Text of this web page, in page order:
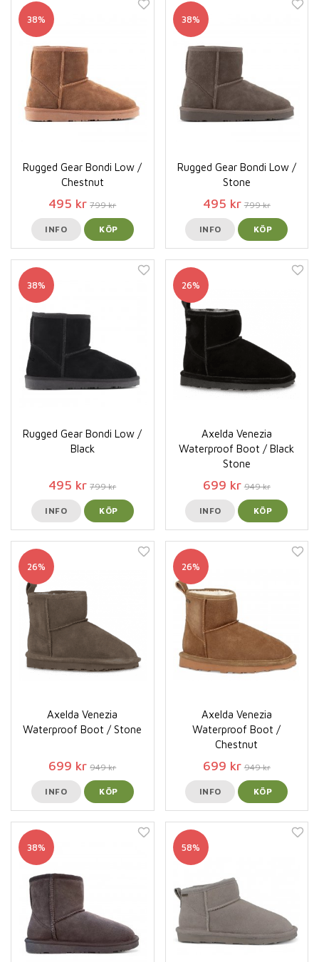
38%
Rugged Gear Bondi Low /
Chestnut
495 kr 799 kr
INFO KÖP
38%
Rugged Gear Bondi Low /
Stone
495 kr 799 kr
INFO KÖP
38%
Rugged Gear Bondi Low /
Black
495 kr 799 kr
INFO KÖP
26%
Axelda Venezia
Waterproof Boot / Black
Stone
699 kr 949 kr
INFO KÖP
26%
Axelda Venezia
Waterproof Boot / Stone
699 kr 949 kr
INFO KÖP
26%
Axelda Venezia
Waterproof Boot /
Chestnut
699 kr 949 kr
INFO KÖP
38% 58%